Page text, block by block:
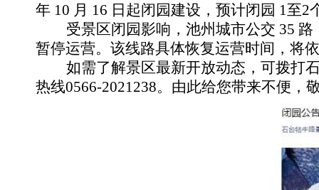
年 10 月 16 日起闭园建设，预计闭园 1至
受景区闭园影响，池州城市公交 35
暂停运营。该线路具体恢复运营时间，将
如需了解景区最新开放动态，可拨打
热线0566-2021238。 由此给您带来不便，